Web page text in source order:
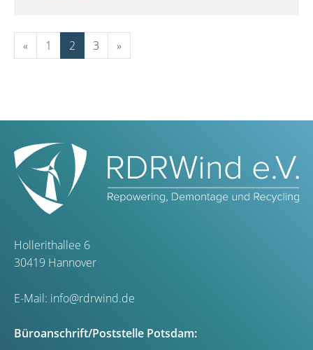
« 1 2 3 »
Hollerithallee 6
30419 Hannover
E-Mail: info@rdrwind.de
Büroanschrift/Poststelle Potsdam: